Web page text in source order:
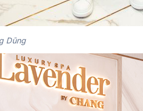
Dũng